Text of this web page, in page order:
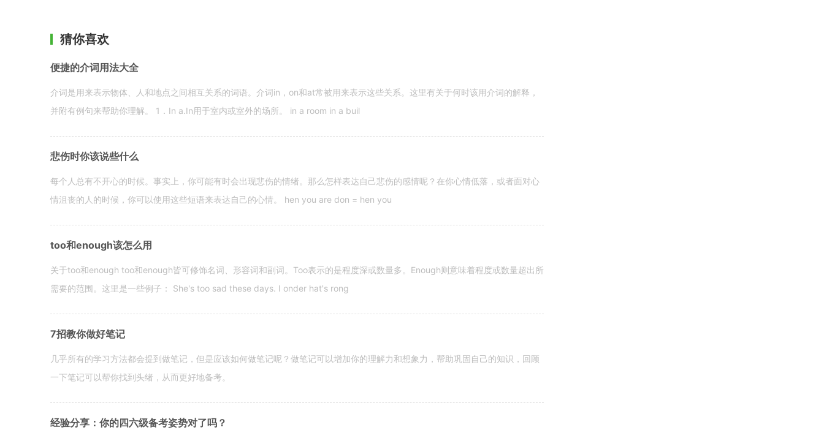
猜你喜欢
便捷的介词用法大全
介词是用来表示物体、人和地点之间相互关系的词语。介词in，on和at常被用来表示这些关系。这里有关于何时该用介词的解释，
并附有例句来帮助你理解。 1．In a.In用于室内或室外的场所。 in a room in a buil
悲伤时你该说些什么
每个人总有不开心的时候。事实上，你可能有时会出现悲伤的情绪。那么怎样表达自己悲伤的感情呢？在你心情低落，或者面对心
情沮丧的人的时候，你可以使用这些短语来表达自己的心情。 hen you are don = hen you
too和enough该怎么用
关于too和enough too和enough皆可修饰名词、形容词和副词。Too表示的是程度深或数量多。Enough则意味着程度或数量超出所
需要的范围。这里是一些例子： She's too sad these days. I onder hat's rong
7招教你做好笔记
几乎所有的学习方法都会提到做笔记，但是应该如何做笔记呢？做笔记可以增加你的理解力和想象力，帮助巩固自己的知识，回顾
一下笔记可以帮你找到头绪，从而更好地备考。
经验分享：你的四六级备考姿势对了吗？